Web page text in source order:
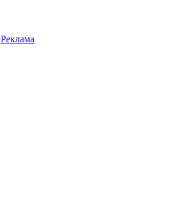
Реклама